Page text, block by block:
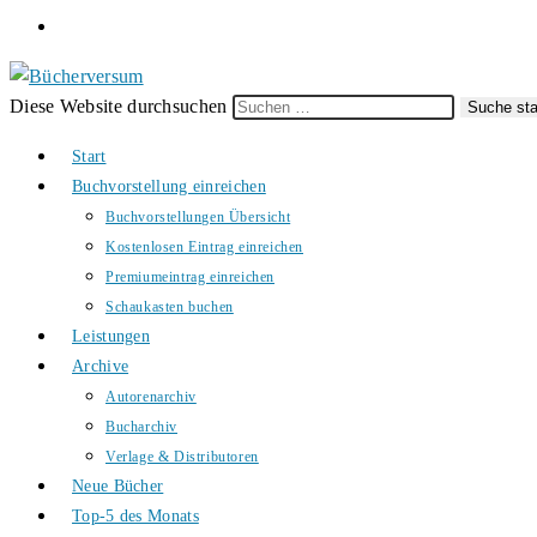
Diese Website durchsuchen Suche
Start
Buchvorstellung einreichen
Buchvorstellungen Übersicht
Kostenlosen Eintrag einreichen
Premiumeintrag einreichen
Schaukasten buchen
Leistungen
Archive
Autorenarchiv
Bucharchiv
Verlage & Distributoren
Neue Bücher
Top-5 des Monats